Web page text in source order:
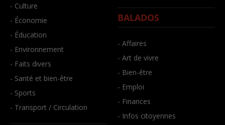
- Culture
- Économie
- Éducation
- Environnement
- Faits divers
- Santé et bien-être
- Sports
- Transport / Circulation
BALADOS
- Affaires
- Art de vivre
- Bien-être
- Emploi
- Finances
- Infos citoyennes